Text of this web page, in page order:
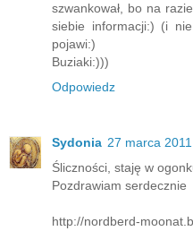
szwankował, bo na
siebie informacji:) (i
pojawi:)
Buziaki:)))
Odpowiedz
Sydonia 27 marca
Śliczności, staję w
Pozdrawiam serdecznie
http://nordberd-